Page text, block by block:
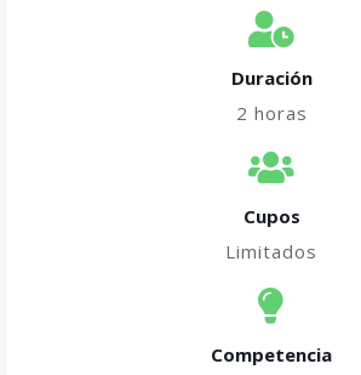
Duración
2 horas
Cupos
Limitados
Competencia